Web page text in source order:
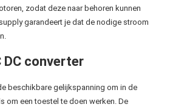
zodat deze naar behoren kunnen
garandeert je dat de nodige stroom
DC converter
beschikbare gelijkspanning om in de
om een toestel te doen werken. De